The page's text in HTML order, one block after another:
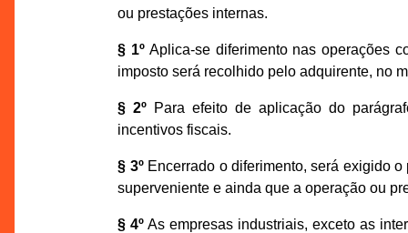
ou prestações internas.
§ 1º Aplica-se diferimento nas operações
imposto será recolhido pelo adquirente, no
§ 2º Para efeito de aplicação do
incentivos fiscais.
§ 3ºEncerrado o diferimento, será exigido
superveniente e ainda que a operação ou
§ 4º As empresas industriais, exceto as